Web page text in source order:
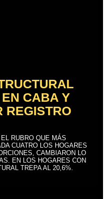
CABA Y
REGISTRO
EL RUBRO QUE MÁS
CUATRO LOS HOGARES
CAMBIARON LO
EN LOS HOGARES CON
TREPA AL 20,6%.